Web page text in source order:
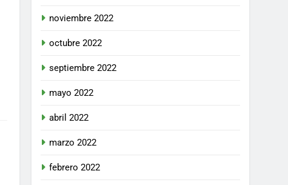
noviembre 2022
octubre 2022
septiembre 2022
mayo 2022
abril 2022
marzo 2022
febrero 2022